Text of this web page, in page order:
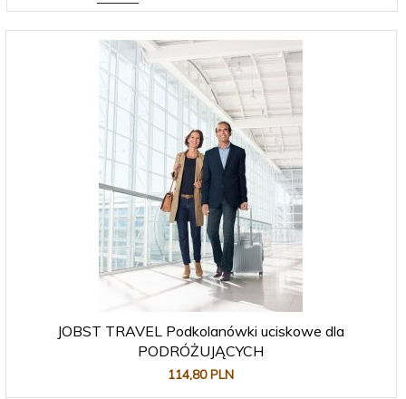
JOBST TRAVEL Podkolanówki uciskowe dla
PODRÓŻUJĄCYCH
114,80 PLN